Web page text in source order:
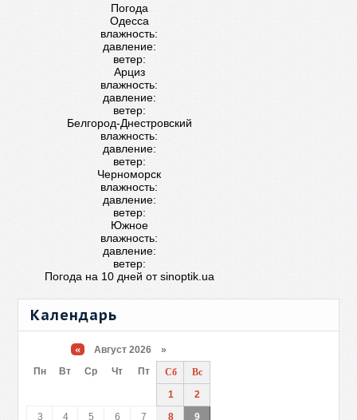
Погода
Одесса
влажность:
давление:
ветер:
Арциз
влажность:
давление:
ветер:
Белгород-Днестровский
влажность:
давление:
ветер:
Черноморск
влажность:
давление:
ветер:
Южное
влажность:
давление:
ветер:
Погода на 10 дней отsinoptik.ua
Календарь
« Август 2026 »
Пн
Вт Ср Чт Пт Сб
Вс
1
2
3
4 5 6 7 8
9